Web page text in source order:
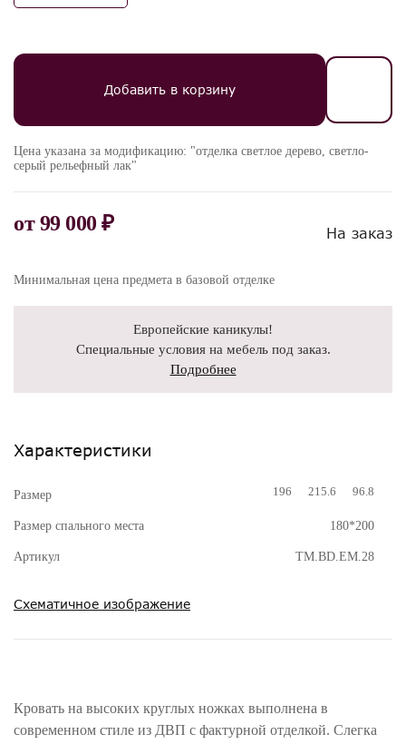
Добавить в корзину
Цена указана за модификацию: "отделка светлое дерево, светло-
серый рельефный лак"
от99 000 ₽ На заказ
Минимальная цена предмета в базовой отделке
Европейские каникулы!
Специальные условия на мебель под заказ.
Подробнее
Характеристики
Размер 196 215.6 96.8
Размер спального места 180*200
Артикул TM.BD.EM.28
Схематичное изображение
Кровать на высоких круглых ножках выполнена в
современном стиле из ДВП с фактурной отделкой. Слегка